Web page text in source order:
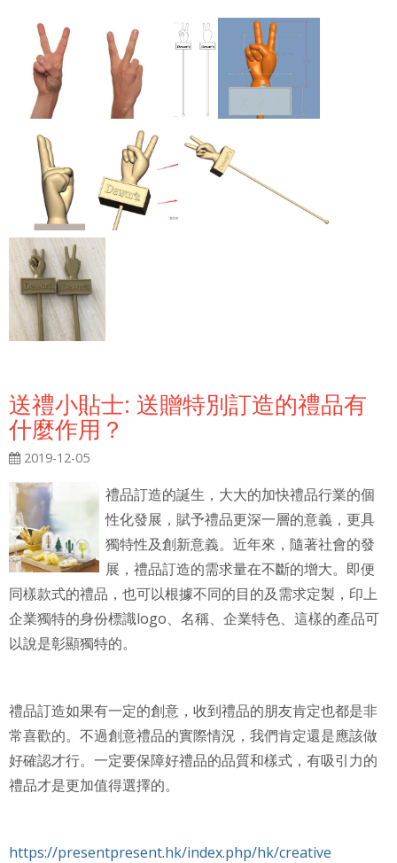
送禮小貼士: 送贈特別訂造的禮品有
什麼作用？
2019-12-05
禮品訂造的誕生，大大的加快禮品行業的個
性化發展，賦予禮品更深一層的意義，更具
獨特性及創新意義。近年來，隨著社會的發
展，禮品訂造的需求量在不斷的增大。即便
同樣款式的禮品，也可以根據不同的目的及需求定製，印上
企業獨特的身份標識logo、名稱、企業特色、這樣的產品可
以說是彰顯獨特的。
禮品訂造如果有一定的創意，收到禮品的朋友肯定也都是非
常喜歡的。不過創意禮品的實際情況，我們肯定還是應該做
好確認才行。一定要保障好禮品的品質和樣式，有吸引力的
禮品才是更加值得選擇的。
https://presentpresent.hk/index.php/hk/creative